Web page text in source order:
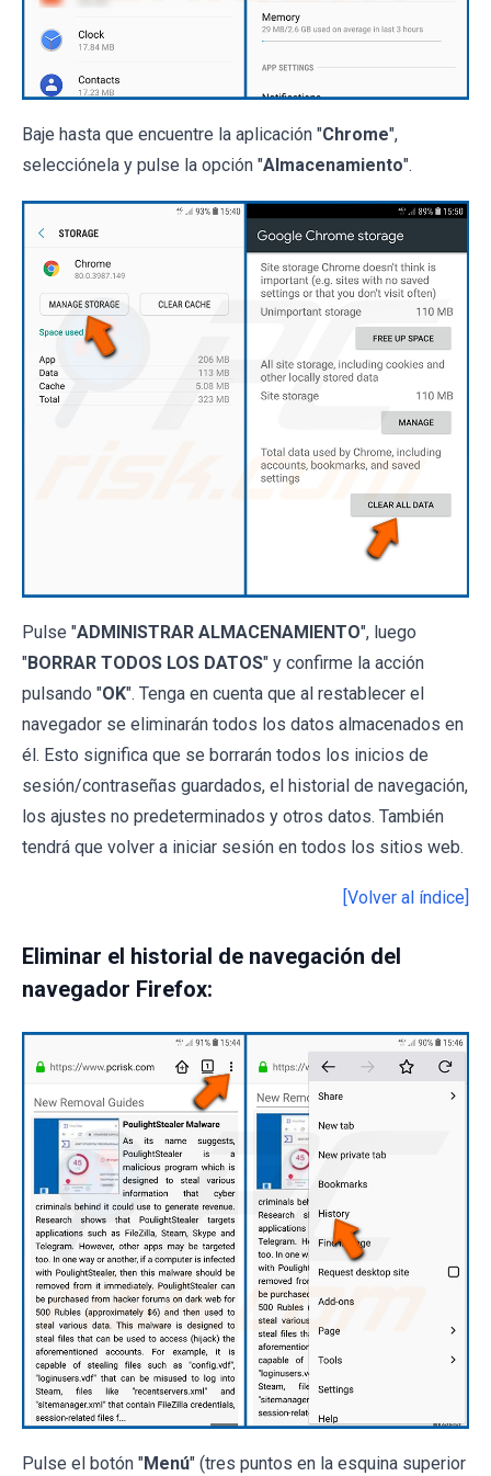
Baje hasta que encuentre la aplicación "Chrome",
selecciónela y pulse la opción "Almacenamiento".
Pulse "ADMINISTRAR ALMACENAMIENTO", luego
"BORRAR TODOS LOS DATOS" y confirme la acción
pulsando "OK". Tenga en cuenta que al restablecer el
navegador se eliminarán todos los datos almacenados en
él. Esto significa que se borrarán todos los inicios de
sesión/contraseñas guardados, el historial de navegación,
los ajustes no predeterminados y otros datos. También
tendrá que volver a iniciar sesión en todos los sitios web.
[Volver al índice]
Eliminar el historial de navegación del
navegador Firefox:
Pulse el botón "Menú" (tres puntos en la esquina superior